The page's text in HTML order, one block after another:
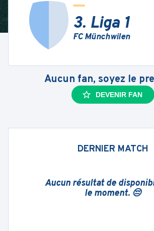
3. Liga 1
FC Münchwilen
Aucun fan, soyez le
DEVENIR FAN
DERNIER MATCH
Aucun résultat de
le moment. 😔